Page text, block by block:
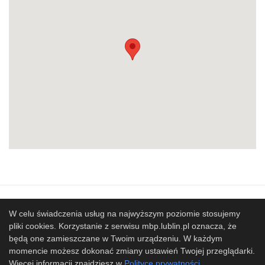
Mapa strony
Współpracujemy
© 2017 Miejska Biblioteka Publiczna im. Hieronima
Łopacińskiego w Lublinie
W celu świadczenia usług na najwyższym poziomie stosujemy
pliki cookies. Korzystanie z serwisu mbp.lublin.pl oznacza, że
będą one zamieszczane w Twoim urządzeniu. W każdym
momencie możesz dokonać zmiany ustawień Twojej przeglądarki.